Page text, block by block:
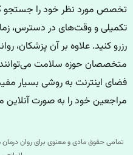
تخصص مورد نظر خود را جستجو
تکمیلی و وقت‌های در دسترس،
رزرو کنید. علاوه بر آن پزشکان،
متخصصان حوزه سلامت
فضای اینترنت به روشی بسیار
مراجعین خود را به صورت آنلاین
تمامی حقوق مادی و معنوی برای روان